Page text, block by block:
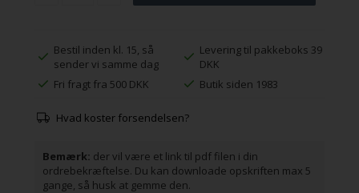
Bestil inden kl. 15, så
sender vi samme dag
Levering til pakkeboks 39
DKK
Fri fragt fra 500 DKK
Butik siden 1983
Hvad koster forsendelsen?
Bemærk: der vil være et link til pdf filen i din
ordrebekræftelse. Du kan downloade opskriften max 5
gange, så husk at gemme den.